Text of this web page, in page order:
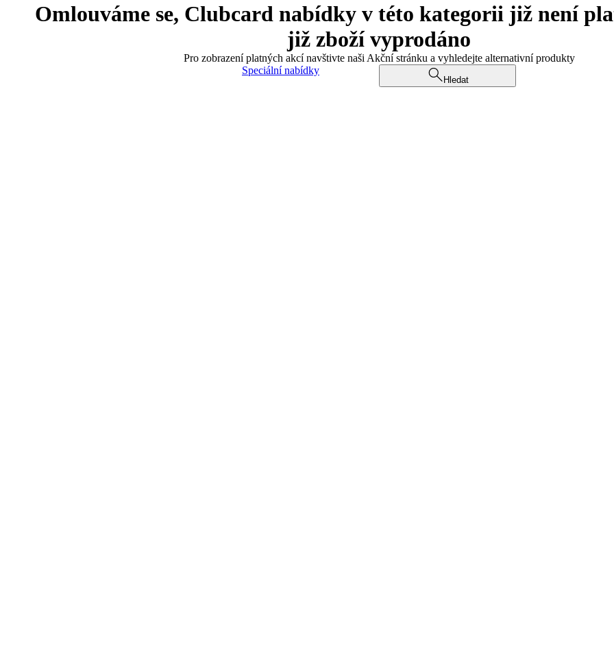
Omlouváme se, Clubcard nabídky v této kategorii již není
již zboží vyprodáno
Pro zobrazení platných akcí navštivte naši Akční stránku a vyhledejte alternativní produkty
Speciální nabídky
Hledat